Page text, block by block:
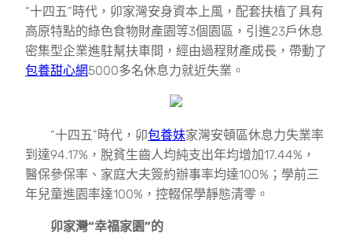
“十四五”時代，卯家灣安身資本上風，配套扶植了具有
高原特點的綠色食物財產園等3個園區，引進23戶休息
密集型企業進駐幫扶車間，經由過程財產成長，帶動了
包養甜心網5000多名休息力就近失業。
“十四五”時代，卯包養妹家灣安頓區休息力失業率
到達94.17%，脫貧生齒人均純支出年均增加17.44%，
醫保參保率、家庭大夫簽約辦事率均達100%；學前三
年兒童進園率達100%，控輟保學靜態清零。
卯家灣“幸福家園”的